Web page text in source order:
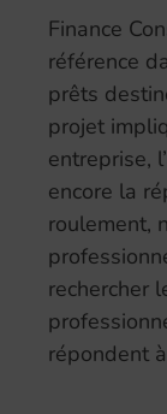
Finance
référence
prêts
projet
entreprise,
encore la
roulement,
rechercher
répondent